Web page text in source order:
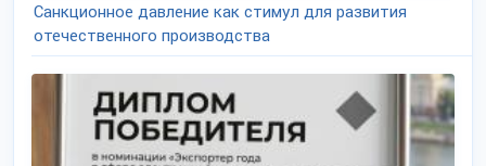
Санкционное давление как стимул для развития
отечественного производства